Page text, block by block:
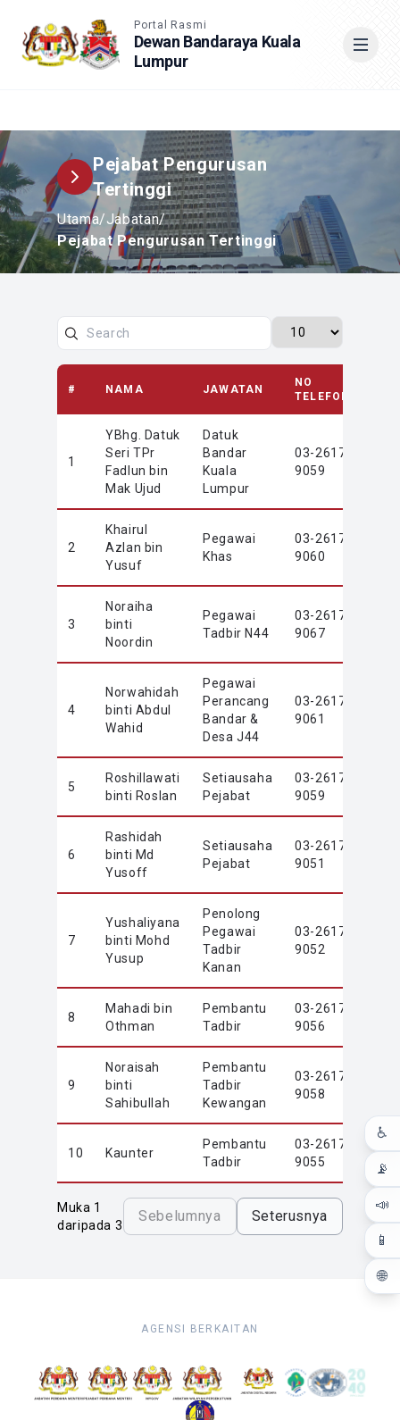
Portal Rasmi
Dewan Bandaraya Kuala
Lumpur
♿
📡
📣
📱
🌐
Pejabat Pengurusan
Tertinggi
Utama/Jabatan/
Pejabat Pengurusan Tertinggi
# NAMA JAWATAN
NO
TELEFON
1
YBhg. Datuk
Seri TPr
Fadlun bin
Mak Ujud
Datuk
Bandar
Kuala
Lumpur
03-2617
9059
2
Khairul
Azlan bin
Yusuf
Pegawai
Khas
03-2617
9060
3
Noraiha
binti
Noordin
Pegawai
Tadbir N44
03-2617
9067
4
Norwahidah
binti Abdul
Wahid
Pegawai
Perancang
Bandar &
Desa J44
03-2617
9061
5
Roshillawati
binti Roslan
Setiausaha
Pejabat
03-2617
9059
6
Rashidah
binti Md
Yusoff
Setiausaha
Pejabat
03-2617
9051
7
Yushaliyana
binti Mohd
Yusup
Penolong
Pegawai
Tadbir
Kanan
03-2617
9052
8
Mahadi bin
Othman
Pembantu
Tadbir
03-2617
9056
9
Noraisah
binti
Sahibullah
Pembantu
Tadbir
Kewangan
03-2617
9058
10 Kaunter
Pembantu
Tadbir
03-2617
9055
-
Muka 1
daripada 3
Sebelumnya Seterusnya
AGENSI BERKAITAN